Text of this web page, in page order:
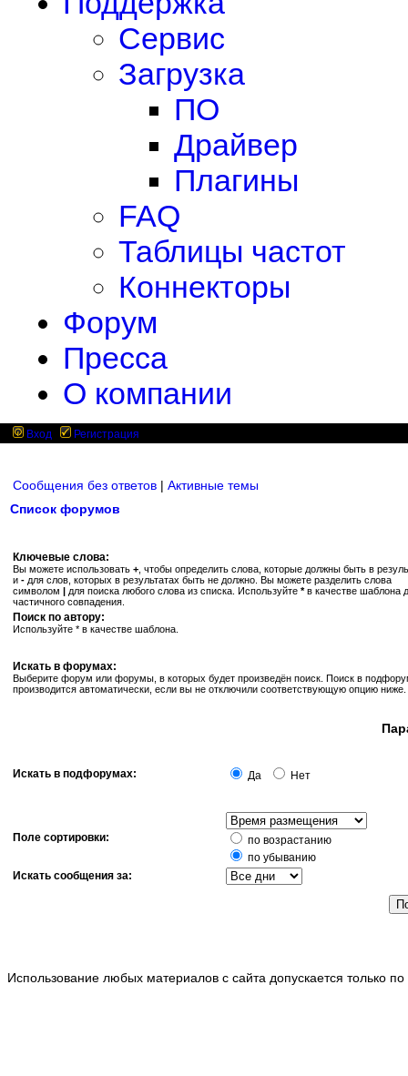
Сервис
Загрузка
ПО
Драйвер
Плагины
FAQ
Таблицы частот
Коннекторы
Форум
Пресса
О компании
Вход Регистрация
Сообщения без ответов | Активные темы
Список форумов
Ключевые слова:
Вы можете использовать + , чтобы определить слова, которые должны быть в
и - для слов, которых в результатах быть не должно. Вы можете разделить слова
символом | для поиска любого слова из списка. Используйте *в качестве шаблона
частичного совпадения.
Поиск по автору:
Используйте * в качестве шаблона.
Искать в форумах:
Выберите форум или форумы, в которых будет произведён поиск. Поиск в
производится автоматически, если вы не отключили соответствующую опцию ниже.
Искать в подфорумах: Да Нет
Поле сортировки:
по возрастанию
по убыванию
Искать сообщения за:
Использование любых материалов с сайта допускается только